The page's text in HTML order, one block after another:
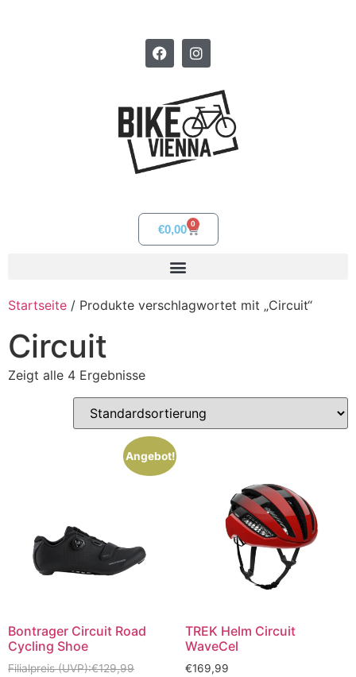
€0,00 0
Startseite / Produkte verschlagwortet mit „Circuit“
Circuit
Zeigt alle 4 Ergebnisse
Angebot!
Bontrager Circuit Road
Cycling Shoe
€129,99
TREK Helm Circuit
WaveCel
€169,99